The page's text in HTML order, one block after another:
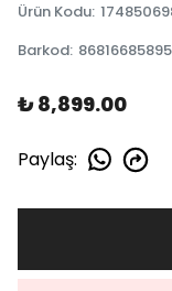
Ürün Kodu:
Barkod:
₺ 8,899.00
Paylaş: